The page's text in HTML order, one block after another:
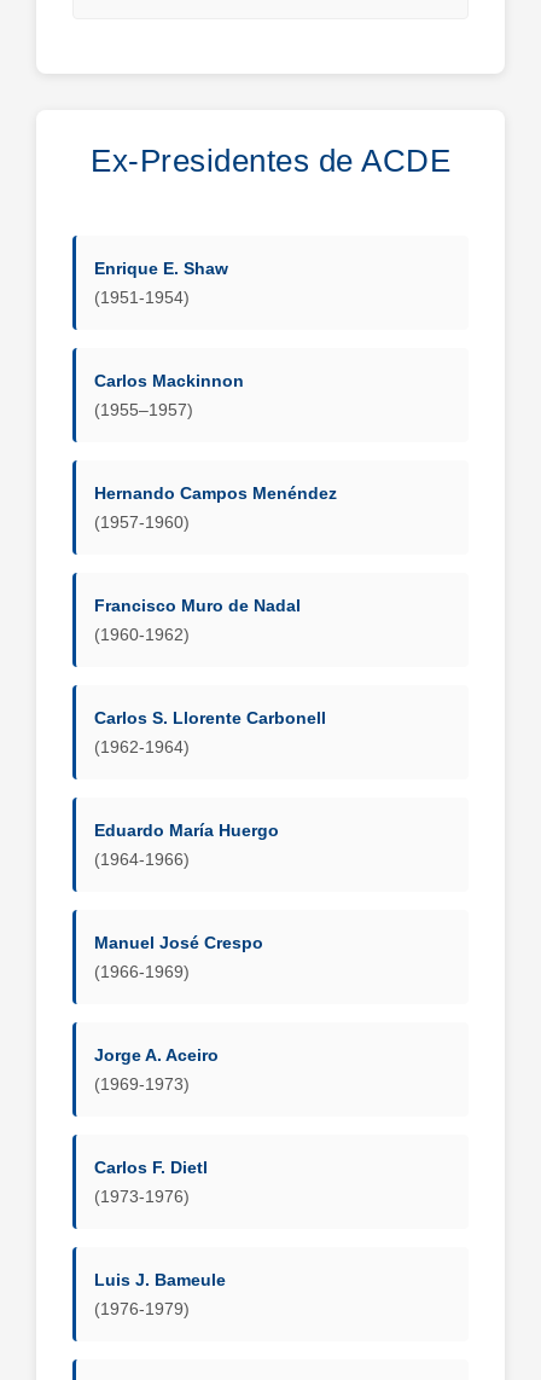
Ex-Presidentes de ACDE
Enrique E. Shaw
(1951-1954)
Carlos Mackinnon
(1955–1957)
Hernando Campos Menéndez
(1957-1960)
Francisco Muro de Nadal
(1960-1962)
Carlos S. Llorente Carbonell
(1962-1964)
Eduardo María Huergo
(1964-1966)
Manuel José Crespo
(1966-1969)
Jorge A. Aceiro
(1969-1973)
Carlos F. Dietl
(1973-1976)
Luis J. Bameule
(1976-1979)